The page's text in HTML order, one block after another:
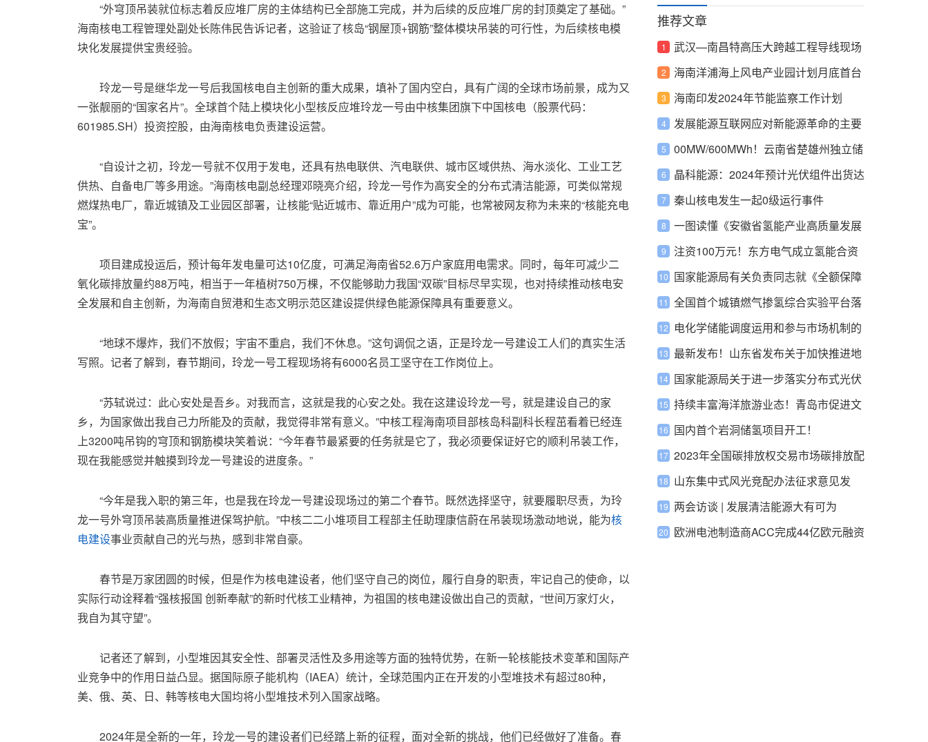
“外穹顶吊装就位标志着反应堆厂房的主体结构已全部施工完成，并为后续的反应堆厂房的封顶奠定了基础。”
海南核电工程管理处副处长陈伟民告诉记者，这验证了核岛“钢屋顶+钢筋”整体模块吊装的可行性，为后续核电模
块化发展提供宝贵经验。
玲龙一号是继华龙一号后我国核电自主创新的重大成果，填补了国内空白，具有广阔的全球市场前景，成为又
一张靓丽的“国家名片”。全球首个陆上模块化小型核反应堆玲龙一号由中核集团旗下中国核电（股票代码：
601985.SH）投资控股，由海南核电负责建设运营。
“自设计之初，玲龙一号就不仅用于发电，还具有热电联供、汽电联供、城市区域供热、海水淡化、工业工艺
供热、自备电厂等多用途。”海南核电副总经理邓晓亮介绍，玲龙一号作为高安全的分布式清洁能源，可类似常规
燃煤热电厂，靠近城镇及工业园区部署，让核能“贴近城市、靠近用户”成为可能，也常被网友称为未来的“核能充电
宝”。
项目建成投运后，预计每年发电量可达10亿度，可满足海南省52.6万户家庭用电需求。同时，每年可减少二
氧化碳排放量约88万吨，相当于一年植树750万棵，不仅能够助力我国“双碳”目标尽早实现，也对持续推动核电安
全发展和自主创新，为海南自贸港和生态文明示范区建设提供绿色能源保障具有重要意义。
“地球不爆炸，我们不放假；宇宙不重启，我们不休息。”这句调侃之语，正是玲龙一号建设工人们的真实生活
写照。记者了解到，春节期间，玲龙一号工程现场将有6000名员工坚守在工作岗位上。
“苏轼说过：此心安处是吾乡。对我而言，这就是我的心安之处。我在这建设玲龙一号，就是建设自己的家
乡，为国家做出我自己力所能及的贡献，我觉得非常有意义。”中核工程海南项目部核岛科副科长程茁看着已经连
上3200吨吊钩的穹顶和钢筋模块笑着说：“今年春节最紧要的任务就是它了，我必须要保证好它的顺利吊装工作，
现在我能感觉并触摸到玲龙一号建设的进度条。”
“今年是我入职的第三年，也是我在玲龙一号建设现场过的第二个春节。既然选择坚守，就要履职尽责，为玲
龙一号外穹顶吊装高质量推进保驾护航。”中核二二小堆项目工程部主任助理康信蔚在吊装现场激动地说，能为核
电建设事业贡献自己的光与热，感到非常自豪。
春节是万家团圆的时候，但是作为核电建设者，他们坚守自己的岗位，履行自身的职责，牢记自己的使命，以
实际行动诠释着“强核报国 创新奉献”的新时代核工业精神，为祖国的核电建设做出自己的贡献，“世间万家灯火，
我自为其守望”。
记者还了解到，小型堆因其安全性、部署灵活性及多用途等方面的独特优势，在新一轮核能技术变革和国际产
业竞争中的作用日益凸显。据国际原子能机构（IAEA）统计，全球范围内正在开发的小型堆技术有超过80种，
美、俄、英、日、韩等核电大国均将小型堆技术列入国家战略。
2024年是全新的一年，玲龙一号的建设者们已经踏上新的征程，面对全新的挑战，他们已经做好了准备。春
推荐文章
武汉—南昌特高压大跨越工程导线现场
测振完成
海南洋浦海上风电产业园计划月底首台
风机下线！
海南印发2024年节能监察工作计划
发展能源互联网应对新能源革命的主要
策略
00MW/600MWh！云南省楚雄州独立储
能示范项目通过审批
晶科能源：2024年预计光伏组件出货达
100-110GW
秦山核电发生一起0级运行事件
一图读懂《安徽省氢能产业高质量发展
三年行动计划》
注资100万元！东方电气成立氢能合资
公司
国家能源局有关负责同志就《全额保障
性收购可再生能源电量监管办法》答记
者问
全国首个城镇燃气掺氢综合实验平台落
地深圳
电化学储能调度运用和参与市场机制的
优化建议
最新发布！山东省发布关于加快推进地
热能开发利用的指导意见
国家能源局关于进一步落实分布式光伏
发电有关政策的通知
持续丰富海洋旅游业态！青岛市促进文
旅深度融合推动旅游业高质量发展若干
措施
国内首个岩洞储氢项目开工！
2023年全国碳排放权交易市场碳排放配
额成交量2.12亿吨 成交额144.4亿元
山东集中式风光竞配办法征求意见发
布！鼓励民营企业参与
两会访谈 | 发展清洁能源大有可为
欧洲电池制造商ACC完成44亿欧元融资